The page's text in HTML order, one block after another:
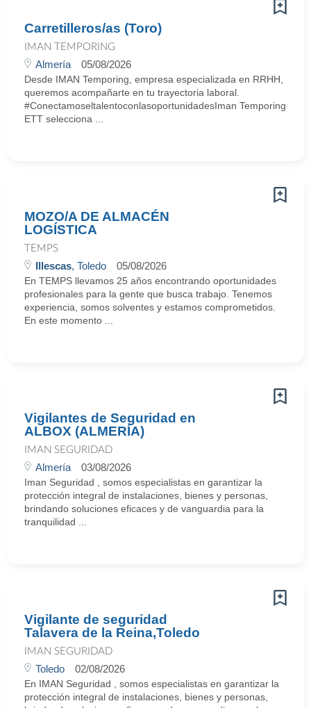
Carretilleros/as (Toro)
IMAN TEMPORING
Almería 05/08/2026
Desde IMAN Temporing, empresa especializada en RRHH,
queremos acompañarte en tu trayectoria laboral.
#ConectamoseltalentoconlasoportunidadesIman Temporing
ETT selecciona ...
MOZO/A DE ALMACÉN
LOGÍSTICA
TEMPS
Illescas, Toledo 05/08/2026
En TEMPS llevamos 25 años encontrando oportunidades
profesionales para la gente que busca trabajo. Tenemos
experiencia, somos solventes y estamos comprometidos.
En este momento ...
Vigilantes de Seguridad en
ALBOX (ALMERÍA)
IMAN SEGURIDAD
Almería 03/08/2026
Iman Seguridad , somos especialistas en garantizar la
protección integral de instalaciones, bienes y personas,
brindando soluciones eficaces y de vanguardia para la
tranquilidad ...
Vigilante de seguridad
Talavera de la Reina,Toledo
IMAN SEGURIDAD
Toledo 02/08/2026
En IMAN Seguridad , somos especialistas en garantizar la
protección integral de instalaciones, bienes y personas,